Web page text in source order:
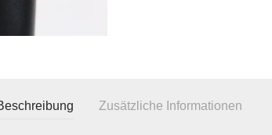
Zusätzliche Informationen